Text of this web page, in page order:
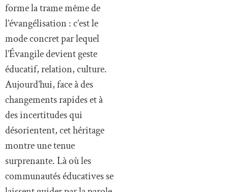
forme la trame même de
l’évangélisation : c’est le
mode concret par lequel
l’Évangile devient geste
éducatif, relation, culture.
Aujourd’hui, face à des
changements rapides et à
des incertitudes qui
désorientent, cet héritage
montre une tenue
surprenante. Là où les
communautés éducatives se